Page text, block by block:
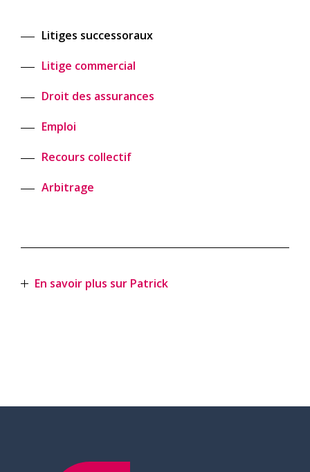
Litiges successoraux
Litige commercial
Droit des assurances
Emploi
Recours collectif
Arbitrage
En savoir plus sur Patrick